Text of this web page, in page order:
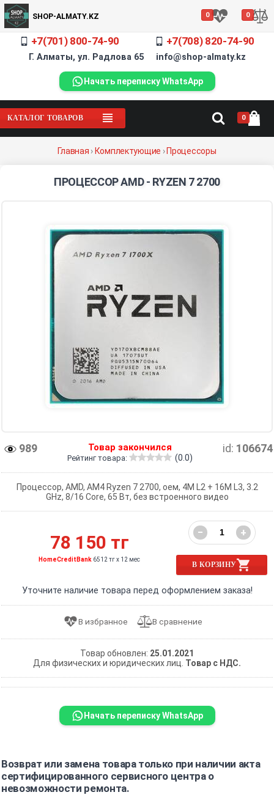
SHOP-ALMATY.KZ 0 0
+7(701) 800-74-90 +7(708) 820-74-90
Г. Алматы, ул. Радлова 65 info@shop-almaty.kz
Начать переписку WhatsApp
КАТАЛОГ ТОВАРОВ 0
Главная ›Комплектующие ›Процессоры
ПРОЦЕССОР AMD - RYZEN 7 2700
989 id: 106674
Товар закончился
Рейтинг товара: (0.0)
Процессор, AMD, AM4 Ryzen 7 2700, оем, 4M L2 + 16M L3, 3.2
GHz, 8/16 Core, 65 Вт, без встроенного видео
78 150 тг
HomeCreditBank 6512 тг x 12 мес
− +
В КОРЗИНУ
Уточните наличие товара перед оформлением заказа!
Товар обновлен: 25.01.2021
Для физических и юридических лиц. Товар с НДС.
Начать переписку WhatsApp
Возврат или замена товара только при наличии акта
сертифицированного сервисного центра о
невозможности ремонта.